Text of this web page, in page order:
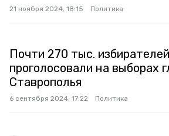
21 ноября 2024, 18:15 Политика
Почти 270 тыс. избирателей
проголосовали на выборах
Ставрополья
6 сентября 2024, 17:22 Политика